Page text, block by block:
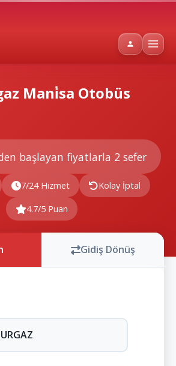
Mani̇sa Otobüs
başlayan fiyatlarla 2 sefer
7/24 Hizmet Kolay İptal
4.7/5 Puan
Gidiş Dönüş